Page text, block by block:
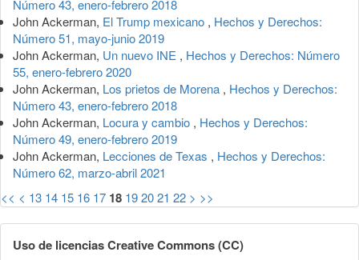
Número 43, enero-febrero 2018
John Ackerman, El Trump mexicano , Hechos y Derechos:
Número 51, mayo-junio 2019
John Ackerman, Un nuevo INE , Hechos y Derechos: Número
55, enero-febrero 2020
John Ackerman, Los prietos de Morena , Hechos y Derechos:
Número 43, enero-febrero 2018
John Ackerman, Locura y cambio , Hechos y Derechos:
Número 49, enero-febrero 2019
John Ackerman, Lecciones de Texas , Hechos y Derechos:
Número 62, marzo-abril 2021
<< < 13 14 15 16 17 18 192021 22 > >>
Uso de licencias Creative Commons (CC)